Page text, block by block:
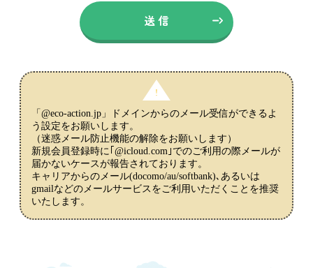
「@eco-action.jp」ドメインからのメール受信ができるよ
う設定をお願いします。
（迷惑メール防止機能の解除をお願いします）
新規会員登録時に｢@icloud.com｣でのご利用の際メールが
届かないケースが報告されております。
キャリアからのメール(docomo/au/softbank)､あるいは
gmailなどのメールサービスをご利用いただくことを推奨
いたします。